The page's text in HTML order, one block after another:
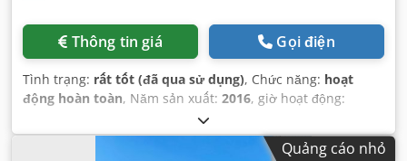
Thông tin giá Gọi điện
Tình trạng: rất tốt (đã qua sử dụng), Chức năng: hoạt
động hoàn toàn, Năm sản xuất: 2016, giờ hoạt động:
Quảng cáo nhỏ